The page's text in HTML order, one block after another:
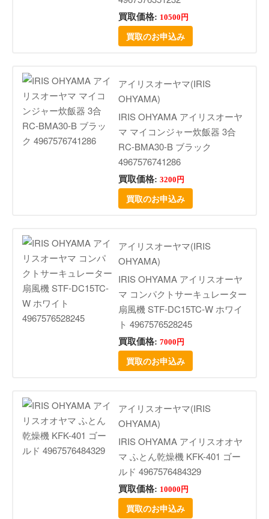
買取価格: 10500円
買取のお申込み
アイリスオーヤマ(IRIS
OHYAMA)
IRIS OHYAMA アイリスオーヤ
マ マイコンジャー炊飯器 3合
RC-BMA30-B ブラック
4967576741286
買取価格: 3200円
買取のお申込み
アイリスオーヤマ(IRIS
OHYAMA)
IRIS OHYAMA アイリスオーヤ
マ コンパクトサーキュレーター
扇風機 STF-DC15TC-W ホワイ
ト 4967576528245
買取価格: 7000円
買取のお申込み
アイリスオーヤマ(IRIS
OHYAMA)
IRIS OHYAMA アイリスオオヤ
マ ふとん乾燥機 KFK-401 ゴー
ルド 4967576484329
買取価格: 10000円
買取のお申込み